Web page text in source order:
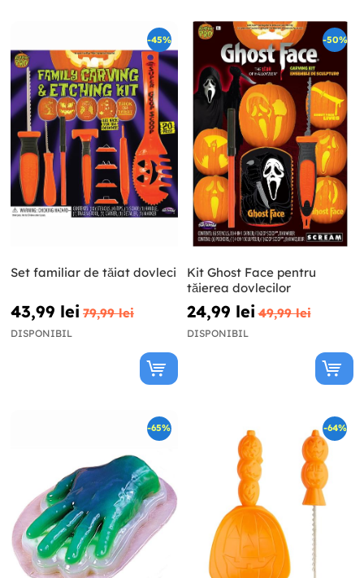
-45%
Set familiar de tăiat dovleci
43,99 lei 79,99 lei
DISPONIBIL
-50%
Kit Ghost Face pentru
tăierea dovlecilor
24,99 lei 49,99 lei
DISPONIBIL
-65% -64%